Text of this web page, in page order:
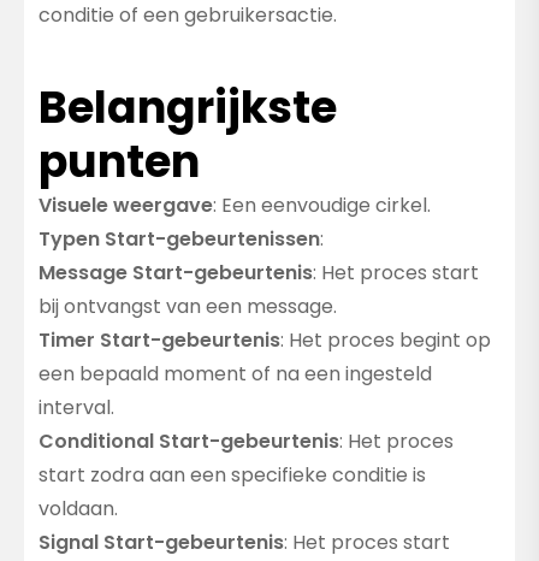
conditie of een gebruikersactie.
Belangrijkste
punten
Visuele weergave: Een eenvoudige cirkel.
Typen Start-gebeurtenissen:
Message Start-gebeurtenis: Het proces start
bij ontvangst van een message.
Timer Start-gebeurtenis: Het proces begint op
een bepaald moment of na een ingesteld
interval.
Conditional Start-gebeurtenis: Het proces
start zodra aan een specifieke conditie is
voldaan.
Signal Start-gebeurtenis: Het proces start